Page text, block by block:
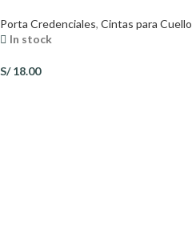
Porta Credenciales, Cintas para Cuello
In stock
S/18.00